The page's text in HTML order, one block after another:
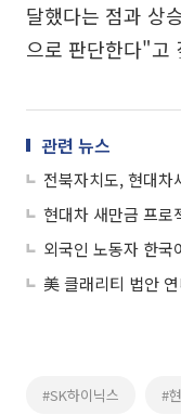
달했다는 점과 상
으로 판단한다"고
관련 뉴스
전북자치도, 현대차
#SK하이닉스 #